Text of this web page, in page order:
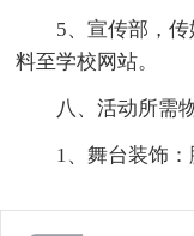
5、宣传部，
料至学校网站。
八、活动所需
1、舞台装饰：